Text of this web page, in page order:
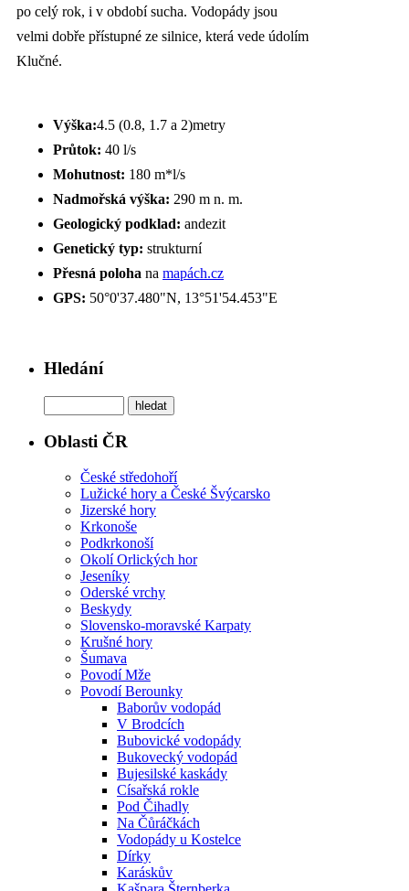
po celý rok, i v období sucha. Vodopády jsou
velmi dobře přístupné ze silnice, která vede údolím
Klučné.
Výška:4.5 (0.8, 1.7 a 2)metry
Průtok: 40 l/s
Mohutnost: 180 m*l/s
Nadmořská výška: 290 m n. m.
Geologický podklad: andezit
Genetický typ: strukturní
Přesná poloha na mapách.cz
GPS: 50°0'37.480"N, 13°51'54.453"E
Hledání
Oblasti ČR
České středohoří
Lužické hory a České Švýcarsko
Jizerské hory
Krkonoše
Podkrkonoší
Okolí Orlických hor
Jeseníky
Oderské vrchy
Beskydy
Slovensko-moravské Karpaty
Krušné hory
Šumava
Povodí Mže
Povodí Berounky
Baborův vodopád
V Brodcích
Bubovické vodopády
Bukovecký vodopád
Bujesilské kaskády
Císařská rokle
Pod Čihadly
Na Čůráčkách
Vodopády u Kostelce
Dírky
Karáskův